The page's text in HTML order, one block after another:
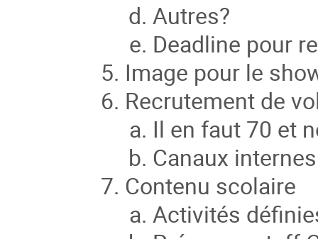
Autres?
Deadline pour
Image pour le
Recrutement de
Il en faut 70 et
Canaux
Contenu scolaire
Activités